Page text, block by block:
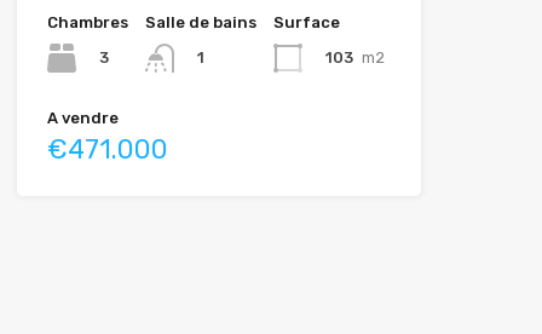
Chambres
3
Salle de bains
1
Surface
103 m2
A vendre
€471.000